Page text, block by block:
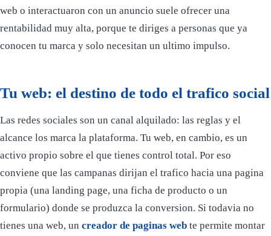
web o interactuaron con un anuncio suele ofrecer una
rentabilidad muy alta, porque te diriges a personas que ya
conocen tu marca y solo necesitan un ultimo impulso.
Tu web: el destino de todo el trafico social
Las redes sociales son un canal alquilado: las reglas y el
alcance los marca la plataforma. Tu web, en cambio, es un
activo propio sobre el que tienes control total. Por eso
conviene que las campanas dirijan el trafico hacia una pagina
propia (una landing page, una ficha de producto o un
formulario) donde se produzca la conversion. Si todavia no
tienes una web, un creador de paginas web te permite montar